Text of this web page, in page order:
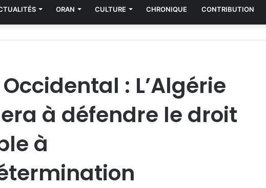
ORAN CULTURE CHRONIQUE CONTRIBUTION
: L’Algérie
à défendre le droit
à